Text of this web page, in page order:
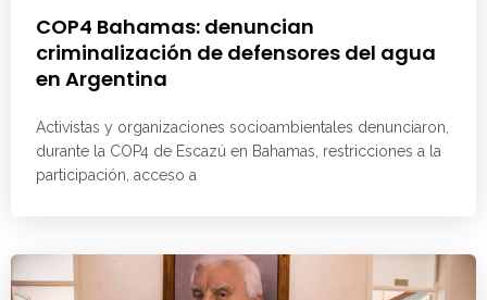
COP4 Bahamas: denuncian
criminalización de defensores del agua
en Argentina
Activistas y organizaciones socioambientales denunciaron,
durante la COP4 de Escazú en Bahamas, restricciones a la
participación, acceso a